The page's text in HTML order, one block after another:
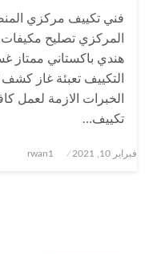
فني تكييف مركزي
المركزي تصليح
هندي باكستاني ممتاز
التكييف تعبئة غاز
الخبرات الازمة لعمل
تكييف…
نُشر
فبراير 10, 2021 rwan1